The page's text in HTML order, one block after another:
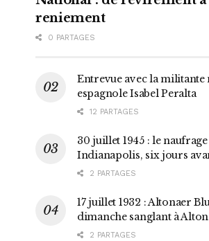
reniement
0 PARTAGES
Entrevue avec la militante
espagnole Isabel Peralta
12 PARTAGES
30 juillet 1945 : le naufrage
Indianapolis, six jours
2 PARTAGES
17 juillet 1932 : Altonaer
dimanche sanglant à
2 PARTAGES